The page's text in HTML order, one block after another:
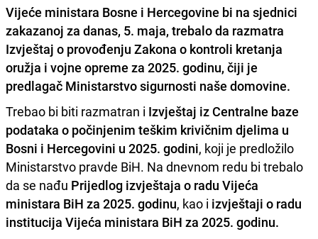
Vijeće ministara Bosne i Hercegovine bi na sjednici
zakazanoj za danas, 5. maja, trebalo da razmatra
Izvještaj o provođenju Zakona o kontroli kretanja
oružja i vojne opreme za 2025. godinu, čiji je
predlagač Ministarstvo sigurnosti naše domovine.
Trebao bi biti razmatran i Izvještaj iz Centralne baze
podataka o počinjenim teškim krivičnim djelima u
Bosni i Hercegovini u 2025. godini, koji je predložilo
Ministarstvo pravde BiH. Na dnevnom redu bi trebalo
da se nađu Prijedlog izvještaja o radu Vijeća
ministara BiH za 2025. godinu, kao i izvještaji o radu
institucija Vijeća ministara BiH za 2025. godinu.